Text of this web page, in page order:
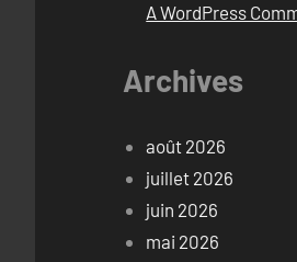
A WordPress
Archives
août 2026
juillet 2026
juin 2026
mai 2026